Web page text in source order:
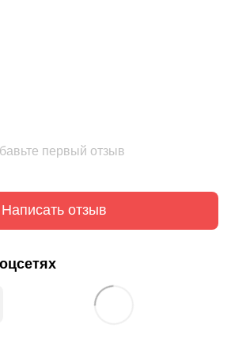
первый отзыв
Написать отзыв